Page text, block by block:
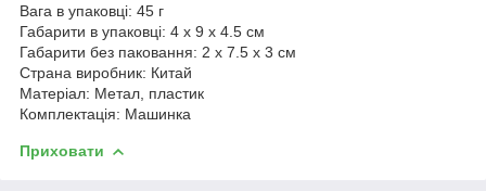
Вага в упаковці: 45 г
Габарити в упаковці: 4 x 9 x 4.5 см
Габарити без паковання: 2 x 7.5 x 3 см
Страна виробник: Китай
Матеріал: Метал, пластик
Комплектація: Машинка
Приховати